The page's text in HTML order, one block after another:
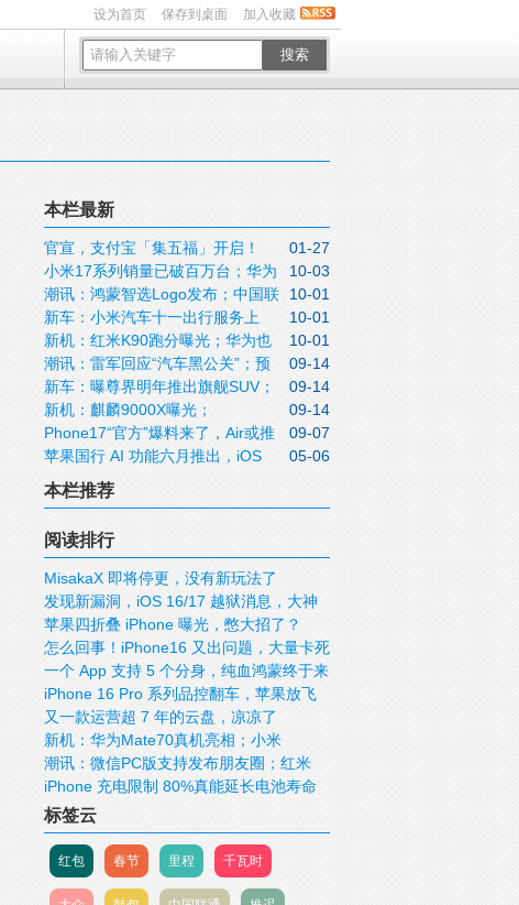
设为首页 保存到桌面 加入收藏
搜索
本栏最新
01-27
官宣，支付宝「集五福」开启！
10-03
小米17系列销量已破百万台；华为
Mate80系列入网；特斯拉新款Model3上
市；2025年全国观影人次破10亿
10-01
潮讯：鸿蒙智选Logo发布；中国联
通eSIM开始预约；三星智能戒指鼓包引发
安全事故；苹果发布iOS 26.0.1正式版更
新
10-01
新车：小米汽车十一出行服务上
线；零跑单周 销量创新高；享界S9T大定
超15000台；一汽大众抽新车免费开一年
10-01
新机：红米K90跑分曝光；华为也
要出超薄手机；OPPOFind X9系列官宣；
荣耀Magic8 Pro真机长这样
09-14
潮讯：雷军回应“汽车黑公关”；预
制菜“身份”将迎来标准；iPhone17系列卖
爆了；OriginOS6互联升级
09-14
新车：曝尊界明年推出旗舰SUV；
睿蓝新纯电小车4.29万元；零跑Lafa5蓝色
实车图曝光；追觅汽车宣布完成首轮融资
09-14
新机：麒麟9000X曝光；
OPPOFindX9Pro影像很猛；A19Pro跑分
刷新纪录；一大波国产Air手机要来了
09-07
Phone17“官方”爆料来了，Air或推
迟上市？
05-06
苹果国行 AI 功能六月推出，iOS
19 三项重大功能确认
本栏推荐
阅读排行
MisakaX 即将停更，没有新玩法了
发现新漏洞，iOS 16/17 越狱消息，大神
仍在研究
苹果四折叠 iPhone 曝光，憋大招了？
怎么回事！iPhone16 又出问题，大量卡死
机！
一个 App 支持 5 个分身，纯血鸿蒙终于来
了
iPhone 16 Pro 系列品控翻车，苹果放飞
自我了？
又一款运营超 7 年的云盘，凉凉了
新机：华为Mate70真机亮相；小米
15Ultra标配这黑科技；vivoS20就长这
样；iQOONeo10Pro跑分超320W
潮讯：微信PC版支持发布朋友圈；红米
Watch5更多功能曝光；小米14系列全量推
送澎湃OS2；《GTA6》即将公布更多细节
信息
iPhone 充电限制 80%真能延长电池寿命
吗？一年实测告诉你答案
标签云
红包 春节 里程 千瓦时